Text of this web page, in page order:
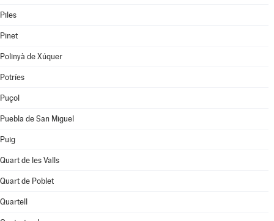
Piles
Pinet
Polinyà de Xúquer
Potríes
Puçol
Puebla de San Miguel
Puig
Quart de les Valls
Quart de Poblet
Quartell